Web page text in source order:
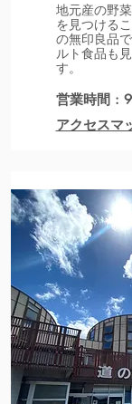
地元産の野
を見つける
の無印良品
ルト食品も
す。
営業時間 :
アクセスマ